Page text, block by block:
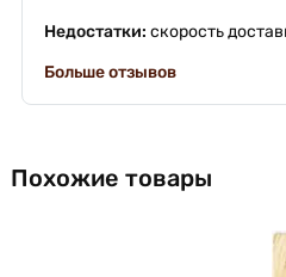
Недостатки: скорость
Больше отзывов
Похожие товары